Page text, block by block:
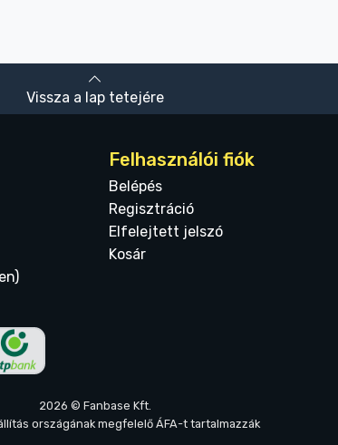
Vissza a lap tetejére
Felhasználói fiók
Belépés
Regisztráció
Elfelejtett jelszó
Kosár
2026 © Fanbase Kft.
országának megfelelő ÁFA-t tartalmazzák